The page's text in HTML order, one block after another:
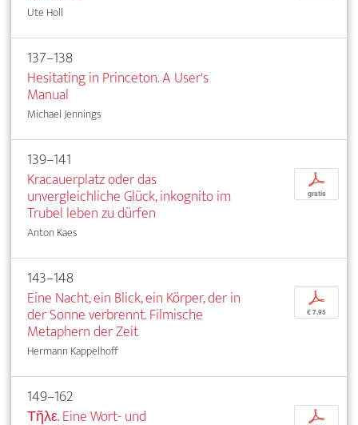
Ute Holl
137–138
Hesitating in Princeton. A User's
Manual
Michael Jennings
139–141
Kracauerplatz oder das
unvergleichliche Glück, inkognito im
Trubel leben zu dürfen
Anton Kaes
p
gratis
143–148
Eine Nacht, ein Blick, ein Körper, der in
der Sonne verbrennt. Filmische
Metaphern der Zeit
Hermann Kappelhoff
p
€ 7,95
149–162
Τῆλε. Eine Wort- und
p